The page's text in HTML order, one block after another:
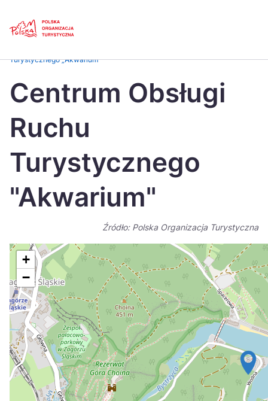
Česká
Dansk
Italiano
Nederlands
Suomi
Україна
Zamknij
Turystycznego „Akwarium”
Centrum Obsługi
Ruchu
Turystycznego
"Akwarium"
Źródło: Polska Organizacja Turystyczna
+
−